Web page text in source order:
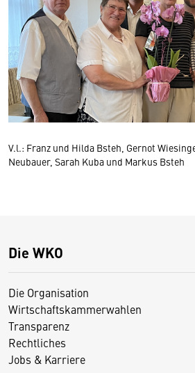
V.l.: Franz und Hilda Bsteh, Gernot
Neubauer, Sarah Kuba und Markus Bsteh
Die WKO
Die Organisation
Wirtschaftskammerwahlen
Transparenz
Rechtliches
Jobs & Karriere